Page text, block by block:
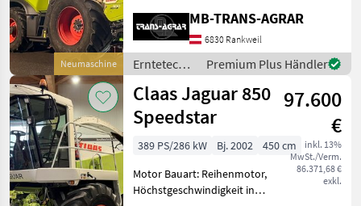
Neumaschine
hochmoderner
Feldhäcksler der neuesten
Generation, der im Juli
2025 gebaut wurde und
bisher nur 80
MB-TRANS-AGRAR
6830 Rankweil
Erntetechnik
Ackerbau /
Claas
Premium Plus Händler
Claas Jaguar 850
Speedstar
97.600
€
inkl. 13%
MwSt./Verm.
86.371,68 €
exkl.
389 PS/286 kW Bj. 2002
450 cm
Motor Bauart: Reihenmotor,
Höchstgeschwindigkeit in